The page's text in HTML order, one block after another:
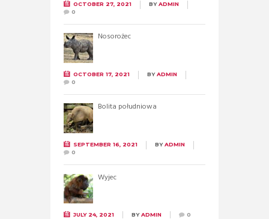
OCTOBER 27, 2021 BYADMIN
0
Nosorożec
OCTOBER 17, 2021 BYADMIN
0
Bolita południowa
SEPTEMBER 16, 2021 BYADMIN
0
Wyjec
JULY 24, 2021 BYADMIN 0